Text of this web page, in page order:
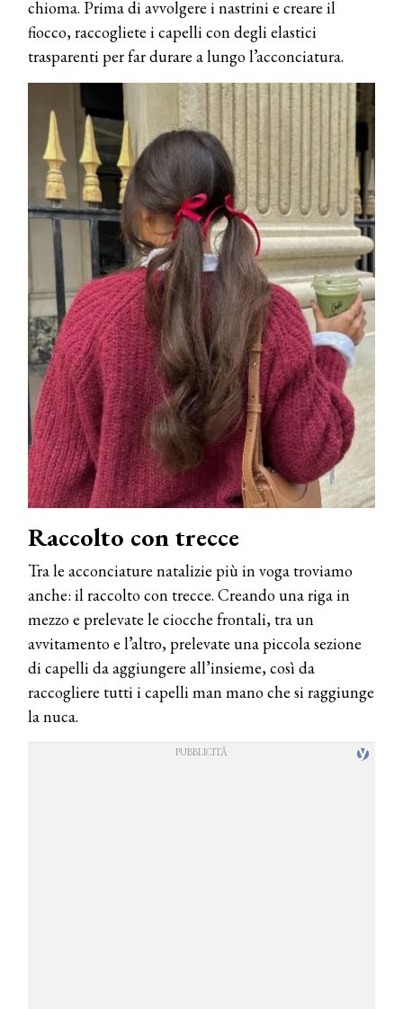
chioma. Prima di avvolgere i nastrini e creare il
fiocco, raccogliete i capelli con degli elastici
trasparenti per far durare a lungo l’acconciatura.
Raccolto con trecce
Tra le acconciature natalizie più in voga troviamo
anche: il raccolto con trecce. Creando una riga in
mezzo e prelevate le ciocche frontali, tra un
avvitamento e l’altro, prelevate una piccola sezione
di capelli da aggiungere all’insieme, così da
raccogliere tutti i capelli man mano che si raggiunge
la nuca.